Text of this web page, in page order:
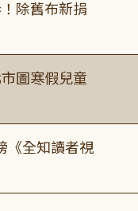
除舊布新捐
圖寒假兒童
《全知讀者視